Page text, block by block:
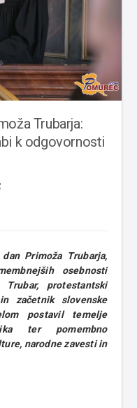
Trubarja:
k odgovornosti
Primoža Trubarja,
osebnosti
protestantski
začetnik slovenske
postavil temelje
ter pomembno
narodne zavesti in